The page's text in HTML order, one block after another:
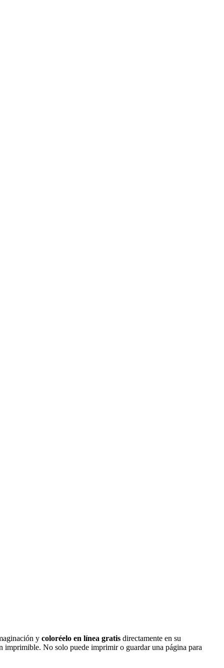
y coloréelo en línea gratis directamente en su
imprimible. No solo puede imprimir o guardar una página para